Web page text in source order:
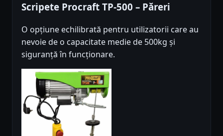
Scripete Procraft TP-500 – Păreri
O opțiune echilibrată pentru utilizatorii care au
nevoie de o capacitate medie de 500kg și
siguranță în funcționare.